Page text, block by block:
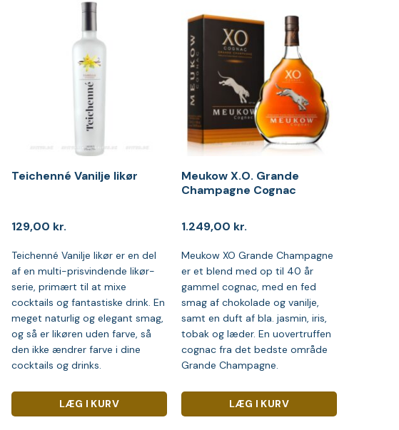
Teichenné Vanilje likør
129,00 kr.
Teichenné Vanilje likør er en del
af en multi-prisvindende likør-
serie, primært til at mixe
cocktails og fantastiske drink. En
meget naturlig og elegant smag,
og så er likøren uden farve, så
den ikke ændrer farve i dine
cocktails og drinks.
LÆG I KURV
Meukow X.O. Grande
Champagne Cognac
1.249,00 kr.
Meukow XO Grande Champagne
er et blend med op til 40 år
gammel cognac, med en fed
smag af chokolade og vanilje,
samt en duft af bla. jasmin, iris,
tobak og læder. En uovertruffen
cognac fra det bedste område
Grande Champagne.
LÆG I KURV